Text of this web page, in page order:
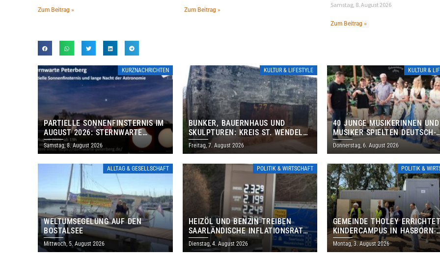
Zum Beitrag » Zum Beitrag »
Samstag, 8. August 2026
Zum Beitrag »
KURZNACHRICHTEN
PARTIELLE SONNENFINSTERNIS IM
AUGUST 2026: STERNWARTE
PETERBERG ÖFFNET KOSTENLOS
IHRE TORE
Samstag, 8. August 2026
KULTUR & LIFESTYLE
BUNKER, BAUERNHAUS UND
SKULPTUREN: KREIS ST. WENDEL
LÄDT ZUM TAG DES OFFENEN
DENKMALS EIN
Freitag, 7. August 2026
KULTUR &
40 JUNGE MUSIKERINNEN UND
MUSIKER SPIELTEN DEUTSCH-
BRASILIANISCHES
THOLEY
Donnerstag, 6. August 2026
ALLTAG & GESELLSCHAFT
WELTUMSEGELUNG AUF DEN
BOSTALSEE
Mittwoch, 5. August 2026
POLITIK & WIRTSCHAFT
HEIZÖL UND BENZIN TREIBEN
SAARLÄNDISCHE INFLATIONSRATE
IM JULI AUF 3,2 PROZENT
Dienstag, 4. August 2026
POLITIK &
GEMEINDE THOLEY
KINDERCAMPUS IN HASBORN-
DAUTWEILER FÜR RUND 8,5
MILLIONEN EURO
Montag, 3. August 2026